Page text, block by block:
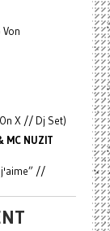
X // Dj Set)
MC NUZIT
j'aime” //